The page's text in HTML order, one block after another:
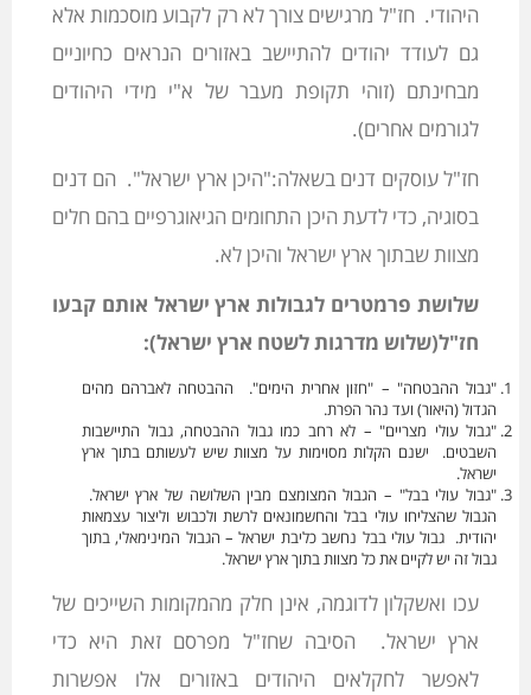
היהודי. חז"ל מרגישים צורך לא רק לקבוע מוסכמות אלא
גם לעודד יהודים להתיישב באזורים הנראים כחיוניים
מבחינתם (זוהי תקופת מעבר של א"י מידי היהודים
לגורמים אחרים).
חז"ל עוסקים דנים בשאלה:"היכן ארץ ישראל". הם דנים
בסוגיה, כדי לדעת היכן התחומים הגיאוגרפיים בהם חלים
מצוות שבתוך ארץ ישראל והיכן לא.
שלושת פרמטרים לגבולות ארץ ישראל אותם קבעו
חז"ל(שלוש מדרגות לשטח ארץ ישראל):
"גבול ההבטחה" – "חזון אחרית הימים". ההבטחה לאברהם מהים
הגדול (היאור) ועד נהר הפרת.
"גבול עולי מצריים" – לא רחב כמו גבול ההבטחה, גבול התיישבות
השבטים. ישנם הקלות מסוימות על מצוות שיש לעשותם בתוך ארץ
ישראל.
"גבול עולי בבל" – הגבול המצומצם מבין השלושה של ארץ ישראל.
הגבול שהצליחו עולי בבל והחשמונאים לרשת ולכבוש וליצור עצמאות
יהודית. גבול עולי בבל נחשב כליבת ישראל – הגבול המינימאלי, בתוך
גבול זה יש לקיים את כל מצוות בתוך ארץ ישראל.
עכו ואשקלון לדוגמה, אינן חלק מהמקומות השייכים של
ארץ ישראל. הסיבה שחז"ל מפרסם זאת היא כדי
לאפשר לחקלאים היהודים באזורים אלו אפשרות